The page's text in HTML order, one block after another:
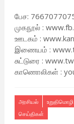
பேச:
முகநூல் :
ஊடகம் :
இணையம் :
சுட்டுரை :
காணொலிகள் :
அரசியல்
செய்திகள்